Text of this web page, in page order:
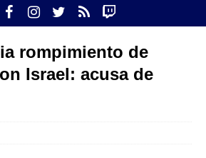
rompimiento de
Israel: acusa de